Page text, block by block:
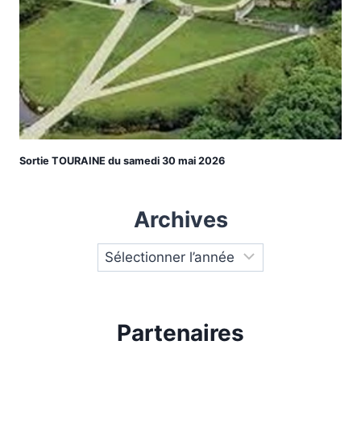
Sortie TOURAINE du samedi 30 mai 2026
Archives
Partenaires